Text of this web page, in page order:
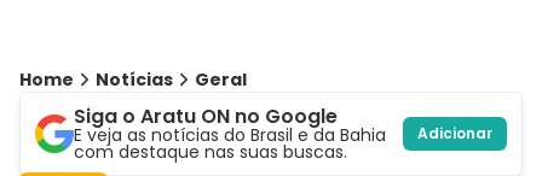
Home Notícias Geral
Siga o Aratu ON no Google
E veja as notícias do Brasil e da Bahia
com destaque nas suas buscas.
Adicionar